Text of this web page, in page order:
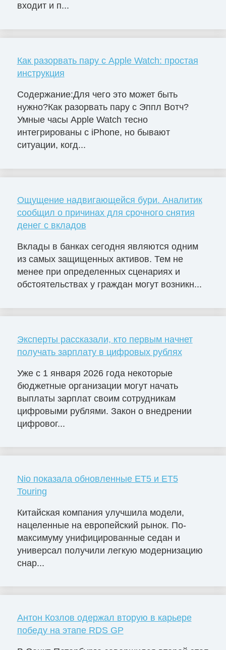
входит и п...
Как разорвать пару с Apple Watch: простая
инструкция
Содержание:Для чего это может быть
нужно?Как разорвать пару с Эппл Вотч?
Умные часы Apple Watch тесно
интегрированы с iPhone, но бывают
ситуации, когд...
Ощущение надвигающейся бури. Аналитик
сообщил о причинах для срочного снятия
денег с вкладов
Вклады в банках сегодня являются одним
из самых защищенных активов. Тем не
менее при определенных сценариях и
обстоятельствах у граждан могут возникн...
Эксперты рассказали, кто первым начнет
получать зарплату в цифровых рублях
Уже с 1 января 2026 года некоторые
бюджетные организации могут начать
выплаты зарплат своим сотрудникам
цифровыми рублями. Закон о внедрении
цифровог...
Nio показала обновленные ET5 и ET5
Touring
Китайская компания улучшила модели,
нацеленные на европейский рынок. По-
максимуму унифицированные седан и
универсал получили легкую модернизацию
снар...
Антон Козлов одержал вторую в карьере
победу на этапе RDS GP